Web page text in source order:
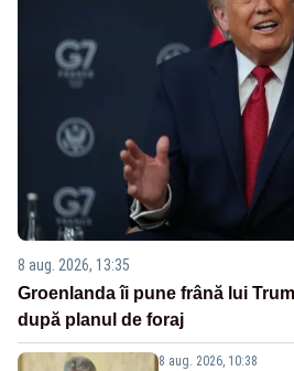
8 aug. 2026, 13:35
Groenlanda îi pune frână lui
după planul de foraj
8 aug. 2026, 10:38